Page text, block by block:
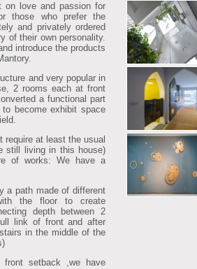
on love and passion for
those who prefer the
and privately ordered
of their own personality.
introduce the products
and very popular in
2 rooms each at front
a functional part
become exhibit space
require at least the usual
still living in this house)
of works: We have a
a path made of different
the floor to create
depth between 2
link of front and after
in the middle of the
front setback ,we have